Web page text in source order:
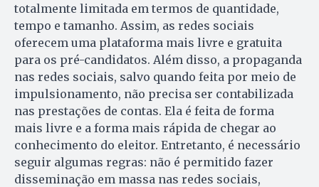
totalmente limitada em termos de quantidade,
tempo e tamanho. Assim, as redes sociais
oferecem uma plataforma mais livre e gratuita
para os pré-candidatos. Além disso, a propaganda
nas redes sociais, salvo quando feita por meio de
impulsionamento, não precisa ser contabilizada
nas prestações de contas. Ela é feita de forma
mais livre e a forma mais rápida de chegar ao
conhecimento do eleitor. Entretanto, é necessário
seguir algumas regras: não é permitido fazer
disseminação em massa nas redes sociais,